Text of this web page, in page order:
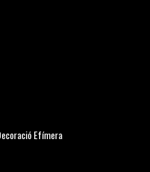
Efímera